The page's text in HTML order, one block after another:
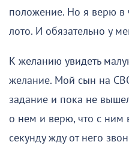
положение. Но я верю в
лото. И обязательно у
К желанию увидеть
желание. Мой сын на
задание и пока не
о нем и верю, что с ним
секунду жду от него